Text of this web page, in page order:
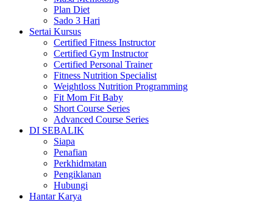
Plan Diet
Sado 3 Hari
Sertai Kursus
Certified Fitness Instructor
Certified Gym Instructor
Certified Personal Trainer
Fitness Nutrition Specialist
Weightloss Nutrition Programming
Fit Mom Fit Baby
Short Course Series
Advanced Course Series
DI SEBALIK
Siapa
Penafian
Perkhidmatan
Pengiklanan
Hubungi
Hantar Karya